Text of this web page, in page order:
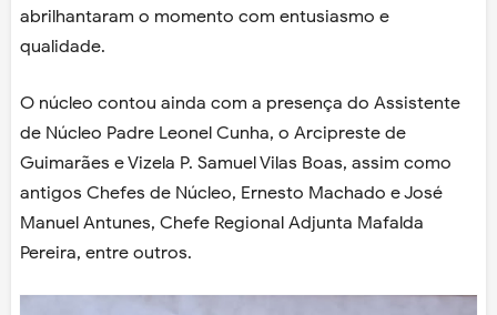
abrilhantaram o momento com entusiasmo e
qualidade.
O núcleo contou ainda com a presença do Assistente
de Núcleo Padre Leonel Cunha, o Arcipreste de
Guimarães e Vizela P. Samuel Vilas Boas, assim como
antigos Chefes de Núcleo, Ernesto Machado e José
Manuel Antunes, Chefe Regional Adjunta Mafalda
Pereira, entre outros.